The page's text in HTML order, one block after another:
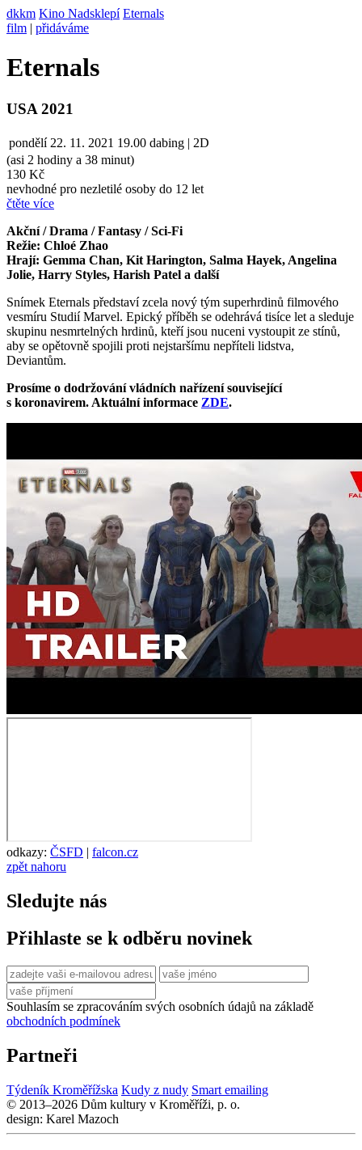
dkkm Kino Nadsklepí Eternals
film | přidáváme
Eternals
USA 2021
pondělí 22. 11. 2021 19.00 dabing | 2D
(asi 2 hodiny a 38 minut)
130 Kč
nevhodné pro nezletilé osoby do 12 let
čtěte více
Akční / Drama / Fantasy / Sci-Fi
Režie: Chloé Zhao
Hrají: Gemma Chan, Kit Harington, Salma Hayek, Angelina
Jolie, Harry Styles, Harish Patel a další
Snímek Eternals představí zcela nový tým superhrdinů filmového
vesmíru Studií Marvel. Epický příběh se odehrává tisíce let a sleduje
skupinu nesmrtelných hrdinů, kteří jsou nuceni vystoupit ze stínů,
aby se opětovně spojili proti nejstaršímu nepříteli lidstva,
Deviantům.
Prosíme o dodržování vládních nařízení související
s koronavirem. Aktuální informace ZDE.
odkazy: ČSFD | falcon.cz
zpět nahoru
Sledujte nás
Přihlaste se k odběru novinek
Souhlasím se zpracováním svých osobních údajů na základě
obchodních podmínek
Partneři
Týdeník Kroměřížska Kudy z nudy Smart emailing
© 2013–2026 Dům kultury v Kroměříži, p. o.
design: Karel Mazoch